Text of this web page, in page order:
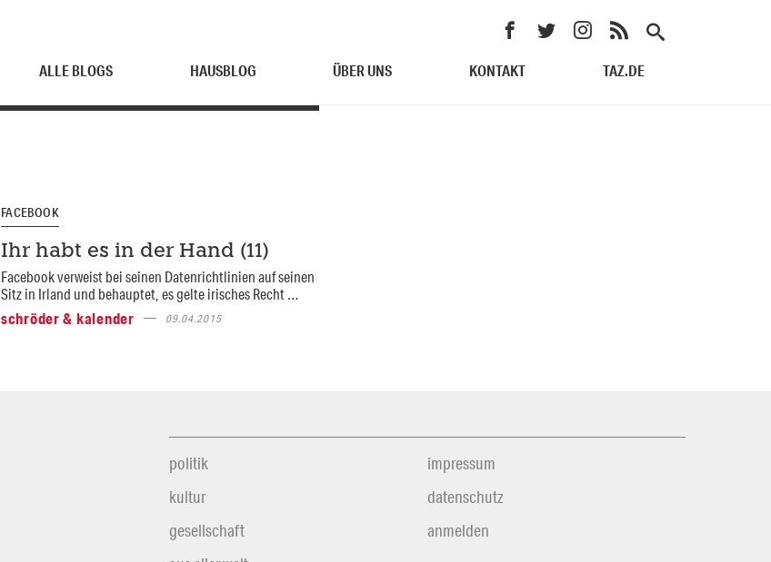
ALLE BLOGS HAUSBLOG ÜBER UNS KONTAKT TAZ.DE
FACEBOOK
Ihr habt es in der Hand (11)
Facebook verweist bei seinen Datenrichtlinien auf seinen
Sitz in Irland und behauptet, es gelte irisches Recht …
schröder & kalender
09.04.2015
politik
kultur
gesellschaft
impressum
datenschutz
anmelden